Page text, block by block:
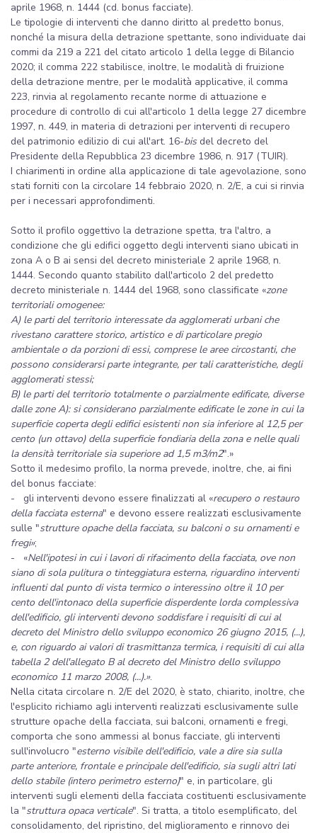
aprile 1968, n. 1444 (cd. bonus facciate).
Le tipologie di interventi che danno diritto al predetto bonus,
nonché la misura della detrazione spettante, sono individuate dai
commi da 219 a 221 del citato articolo 1 della legge di Bilancio
2020; il comma 222 stabilisce, inoltre, le modalità di fruizione
della detrazione mentre, per le modalità applicative, il comma
223, rinvia al regolamento recante norme di attuazione e
procedure di controllo di cui all'articolo 1 della legge 27 dicembre
1997, n. 449, in materia di detrazioni per interventi di recupero
del patrimonio edilizio di cui all'art. 16-bis del decreto del
Presidente della Repubblica 23 dicembre 1986, n. 917 (TUIR).
I chiarimenti in ordine alla applicazione di tale agevolazione, sono
stati forniti con la circolare 14 febbraio 2020, n. 2/E, a cui si rinvia
per i necessari approfondimenti.
Sotto il profilo oggettivo la detrazione spetta, tra l'altro, a
condizione che gli edifici oggetto degli interventi siano ubicati in
zona A o B ai sensi del decreto ministeriale 2 aprile 1968, n.
1444. Secondo quanto stabilito dall'articolo 2 del predetto
decreto ministeriale n. 1444 del 1968, sono classificate «zone
territoriali omogenee:
A) le parti del territorio interessate da agglomerati urbani che
rivestano carattere storico, artistico e di particolare pregio
ambientale o da porzioni di essi, comprese le aree circostanti, che
possono considerarsi parte integrante, per tali caratteristiche, degli
agglomerati stessi;
B) le parti del territorio totalmente o parzialmente edificate, diverse
dalle zone A): si considerano parzialmente edificate le zone in cui la
superficie coperta degli edifici esistenti non sia inferiore al 12,5 per
cento (un ottavo) della superficie fondiaria della zona e nelle quali
la densità territoriale sia superiore ad 1,5 m3/m2".»
Sotto il medesimo profilo, la norma prevede, inoltre, che, ai fini
del bonus facciate:
- gli interventi devono essere finalizzati al «recupero o restauro
della facciata esterna" e devono essere realizzati esclusivamente
sulle "strutture opache della facciata, su balconi o su ornamenti e
fregi»;
- «Nell'ipotesi in cui i lavori di rifacimento della facciata, ove non
siano di sola pulitura o tinteggiatura esterna, riguardino interventi
influenti dal punto di vista termico o interessino oltre il 10 per
cento dell'intonaco della superficie disperdente lorda complessiva
dell'edificio, gli interventi devono soddisfare i requisiti di cui al
decreto del Ministro dello sviluppo economico 26 giugno 2015, (...),
e, con riguardo ai valori di trasmittanza termica, i requisiti di cui alla
tabella 2 dell'allegato B al decreto del Ministro dello sviluppo
economico 11 marzo 2008, (...).».
Nella citata circolare n. 2/E del 2020, è stato, chiarito, inoltre, che
l'esplicito richiamo agli interventi realizzati esclusivamente sulle
strutture opache della facciata, sui balconi, ornamenti e fregi,
comporta che sono ammessi al bonus facciate, gli interventi
sull'involucro "esterno visibile dell'edificio, vale a dire sia sulla
parte anteriore, frontale e principale dell'edificio, sia sugli altri lati
dello stabile (intero perimetro esterno)" e, in particolare, gli
interventi sugli elementi della facciata costituenti esclusivamente
la "struttura opaca verticale". Si tratta, a titolo esemplificato, del
consolidamento, del ripristino, del miglioramento e rinnovo dei